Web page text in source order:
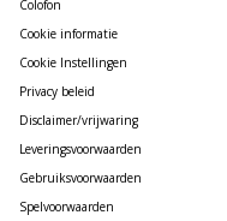
Colofon
Cookie informatie
Cookie Instellingen
Privacy beleid
Disclaimer/vrijwaring
Leveringsvoorwaarden
Gebruiksvoorwaarden
Spelvoorwaarden